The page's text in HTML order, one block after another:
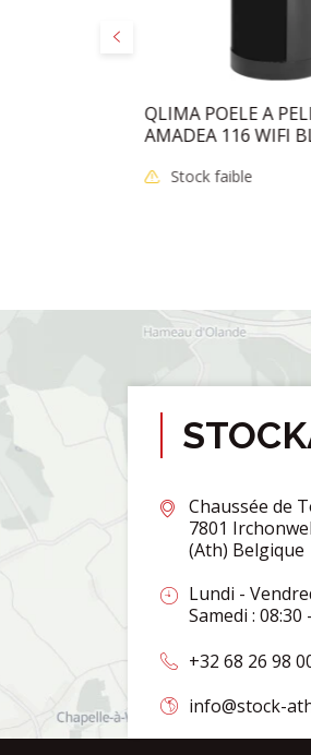
Précédent
QLIMA POELE A
AMADEA 116 WIFI
Stock faible
Chaussée de
7801
(Ath) Belgique
Lundi -
Samedi : 08:30
+32 68 26 98
info@stock-